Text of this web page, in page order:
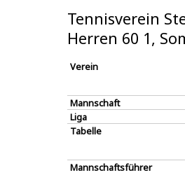
Tennisverein
Herren 60 1,
Verein
Mannschaft
Liga
Tabelle
Mannschaftsführer